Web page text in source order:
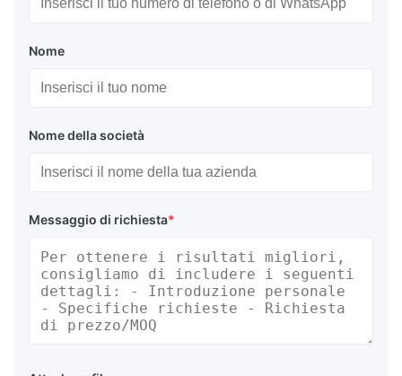
Nome
Nome della società
Messaggio di richiesta*